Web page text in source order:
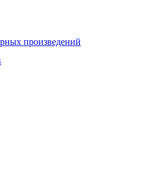
произведений